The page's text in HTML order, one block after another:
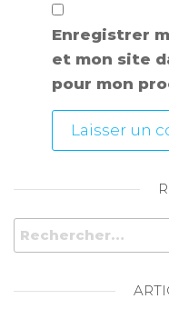
Enregistrer
et mon site
pour mon